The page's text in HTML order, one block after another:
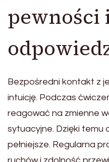
pewności
Bezpośredni kontakt z
intuicję. Podczas
reagować na zmienne
sytuacyjne. Dzięki temu
pełniejsze. Regularna